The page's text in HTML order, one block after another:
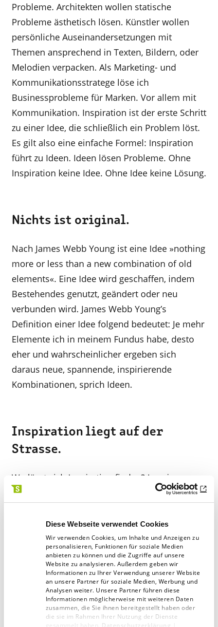
Diese Webseite verwendet Cookies
Wir verwenden Cookies, um Inhalte und Anzeigen zu
personalisieren, Funktionen für soziale Medien
anbieten zu können und die Zugriffe auf unsere
Website zu analysieren. Außerdem geben wir
Informationen zu Ihrer Verwendung unserer Website
an unsere Partner für soziale Medien, Werbung und
Analysen weiter. Unsere Partner führen diese
Informationen möglicherweise mit weiteren Daten
zusammen, die Sie ihnen bereitgestellt haben oder
die sie im Rahmen Ihrer Nutzung der Dienste
Probleme. Architekten wollen statische
Probleme ästhetisch lösen. Künstler wollen
persönliche Auseinandersetzungen mit
Themen ansprechend in Texten, Bildern, oder
Melodien verpacken. Als Marketing- und
Kommunikationsstratege löse ich
Businessprobleme für Marken. Vor allem mit
Kommunikation. Inspiration ist der erste Schritt
zu einer Idee, die schließlich ein Problem löst.
Es gilt also eine einfache Formel: Inspiration
führt zu Ideen. Ideen lösen Probleme. Ohne
Inspiration keine Idee. Ohne Idee keine Lösung.
Nichts ist original.
Nach James Webb Young ist eine Idee »nothing
more or less than a new combination of old
elements«. Eine Idee wird geschaffen, indem
Bestehendes genutzt, geändert oder neu
verbunden wird. James Webb Young’s
Definition einer Idee folgend bedeutet: Je mehr
Elemente ich in meinem Fundus habe, desto
eher und wahrscheinlicher ergeben sich
daraus neue, spannende, inspirierende
Kombinationen, sprich Ideen.
Inspiration liegt auf der
Strasse.
Wo lässt sich Inspiration finden? In seinem
Buch »Decoded« erklärt der US-amerikanische
macht als andere. Er schreibt: »Artists can have
greater access to reality; they can see patterns
and details and connections that other people,
distracted by the blur of life, might miss.« Die
wahre Kunst ist es, im Alltag nicht die Weitsicht
zu verlieren. Wer sich die Fähigkeit bewahrt,
das Besondere im Alltäglichen zu sehen, wird